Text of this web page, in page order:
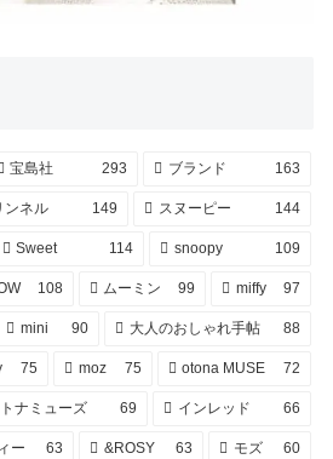
宝島社 293 ブランド 163
ンネル 149 スヌーピー 144
Sweet 114 snoopy 109
108 ムーミン 99 miffy 97
mini 90 大人のおしゃれ手帖 88
75 moz 75 otona MUSE 72
ナミューズ 69 インレッド 66
ー 63 &ROSY 63 モズ 60